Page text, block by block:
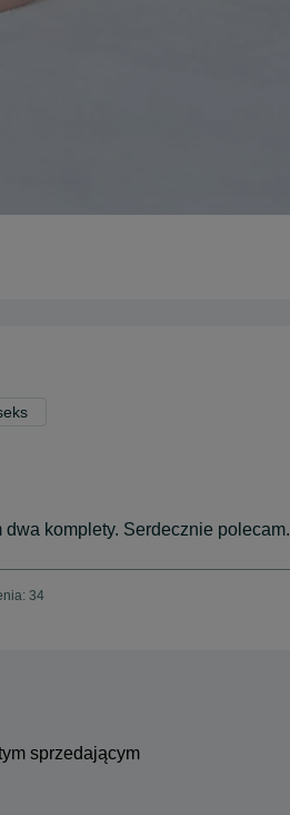
komplety. Serdecznie polecam.
34
sprzedającym